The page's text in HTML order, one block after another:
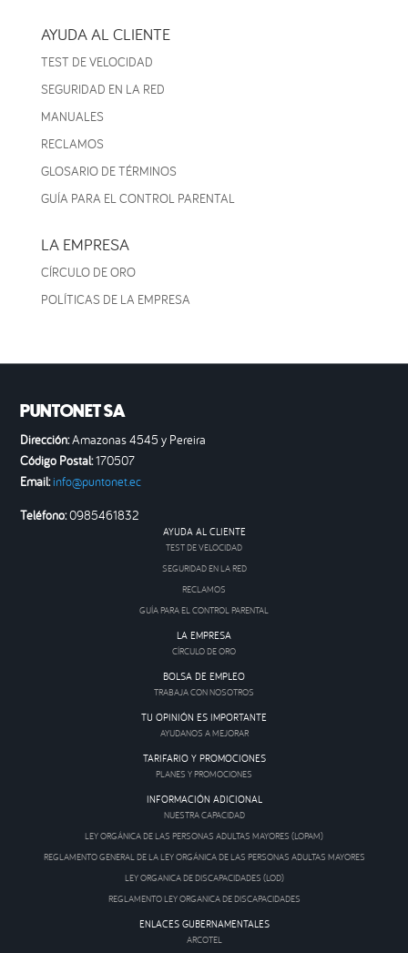
AYUDA AL CLIENTE
TEST DE VELOCIDAD
SEGURIDAD EN LA RED
MANUALES
RECLAMOS
GLOSARIO DE TÉRMINOS
GUÍA PARA EL CONTROL PARENTAL
LA EMPRESA
CÍRCULO DE ORO
POLÍTICAS DE LA EMPRESA
PUNTONET SA
Dirección:Amazonas 4545 y Pereira
Código Postal:170507
Email:info@puntonet.ec
Teléfono:0985461832
AYUDA AL CLIENTE
TEST DE VELOCIDAD
SEGURIDAD EN LA RED
RECLAMOS
GUÍA PARA EL CONTROL PARENTAL
LA EMPRESA
CÍRCULO DE ORO
BOLSA DE EMPLEO
TRABAJA CON NOSOTROS
TU OPINIÓN ES IMPORTANTE
AYUDANOS A MEJORAR
TARIFARIO Y PROMOCIONES
PLANES Y PROMOCIONES
INFORMACIÓN ADICIONAL
NUESTRA CAPACIDAD
LEY ORGÁNICA DE LAS PERSONAS ADULTAS MAYORES (LOPAM)
REGLAMENTO GENERAL DE LA LEY ORGÁNICA DE LAS PERSONAS ADULTAS MAYORES
LEY ORGANICA DE DISCAPACIDADES (LOD)
REGLAMENTO LEY ORGANICA DE DISCAPACIDADES
ENLACES GUBERNAMENTALES
ARCOTEL